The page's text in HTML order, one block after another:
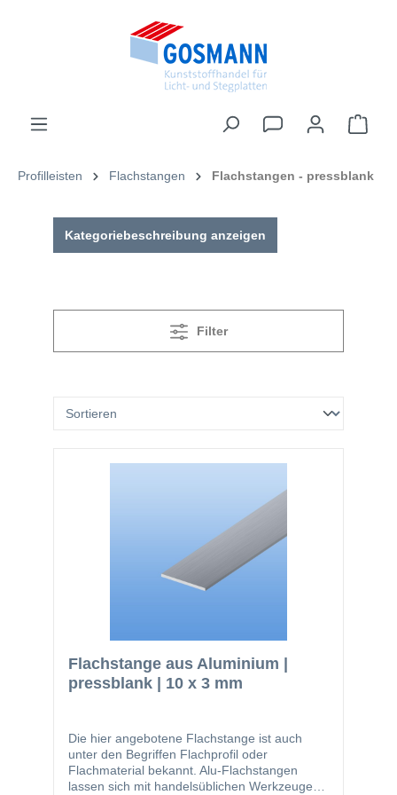
Profilleisten Flachstangen Flachstangen - pressblank
Kategoriebeschreibung anzeigen
Filter
Flachstange aus Aluminium |
pressblank | 10 x 3 mm
Die hier angebotene Flachstange ist auch
unter den Begriffen Flachprofil oder
Flachmaterial bekannt. Alu-Flachstangen
lassen sich mit handelsüblichen Werkzeugen